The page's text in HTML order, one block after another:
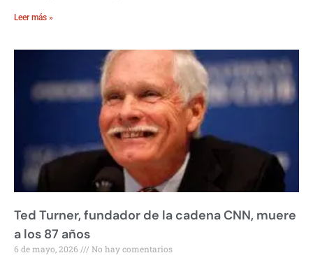
Leer más »
Ted Turner, fundador de la cadena CNN, muere
a los 87 años
6 de mayo, 2026 No hay comentarios